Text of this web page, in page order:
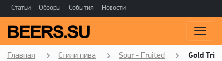
Статьи Обзоры События Новости
Главная Стили пива Sour - Fruited Gold Trip